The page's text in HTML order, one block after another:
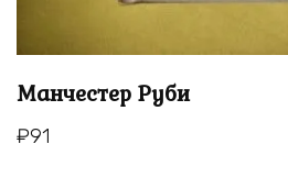
Манчестер Руби
₽91